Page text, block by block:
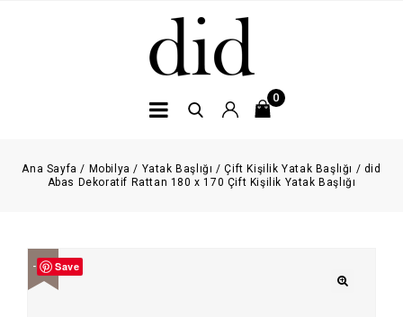
0
Ana Sayfa / Mobilya / Yatak Başlığı /Çift Kişilik Yatak Başlığı / did
Abas Dekoratif Rattan 180 x 170 Çift Kişilik Yatak Başlığı
-20%Save